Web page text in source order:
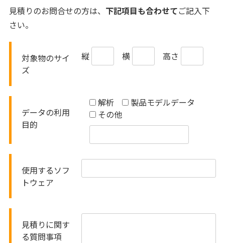
見積りのお問合せの方は、 下記項目も合わせてご記入下
さい。
対象物のサイ
ズ
縦 横 高さ
データの利用
目的
解析
製品モデルデータ
その他
使用するソフ
トウェア
見積りに関す
る質問事項